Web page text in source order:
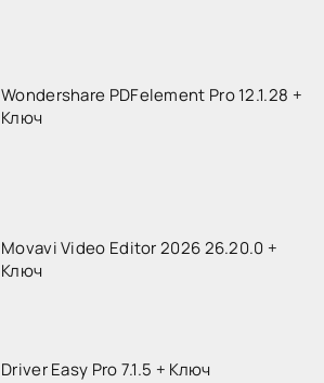
Wondershare PDFelement Pro 12.1.28 +
Ключ
Movavi Video Editor 2026 26.20.0 +
Ключ
Driver Easy Pro 7.1.5 + Ключ